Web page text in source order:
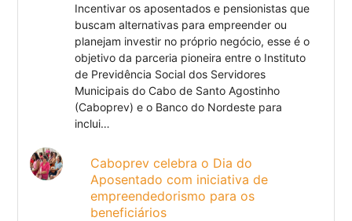
Incentivar os aposentados e pensionistas que
buscam alternativas para empreender ou
planejam investir no próprio negócio, esse é o
objetivo da parceria pioneira entre o Instituto
de Previdência Social dos Servidores
Municipais do Cabo de Santo Agostinho
(Caboprev) e o Banco do Nordeste para
inclui…
Caboprev celebra o Dia do
Aposentado com iniciativa de
empreendedorismo para os
beneficiários